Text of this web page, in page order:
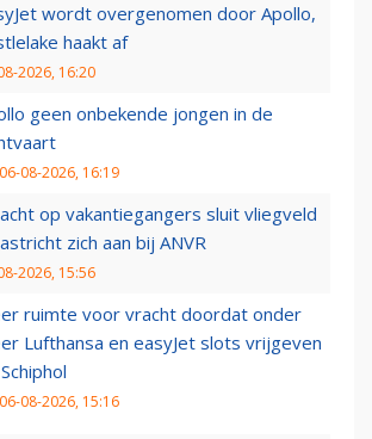
wordt overgenomen door Apollo,
haakt af
2026, 16:20
geen onbekende jongen in de
06-08-2026, 16:19
op vakantiegangers sluit vliegveld
zich aan bij ANVR
2026, 15:56
ruimte voor vracht doordat onder
Lufthansa en easyJet slots vrijgeven
06-08-2026, 15:16